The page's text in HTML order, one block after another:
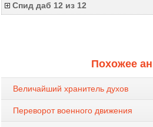
Спид даб 12 из 12
Похожее
Величайший хранитель духов
Переворот военного движения